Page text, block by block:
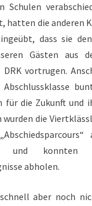
Schulen
hatten die anderen
dass sie
Gästen aus
DRK vortrugen.
für die Zukunft und
wurden die
und
abholen.
aber noch